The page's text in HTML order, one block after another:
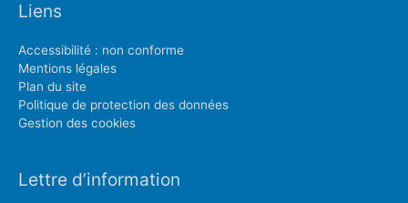
Liens
Accessibilité : non conforme
Mentions légales
Plan du site
Politique de protection des données
Gestion des cookies
Lettre d’information